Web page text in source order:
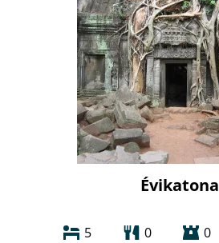
Évikatona
5 0 0